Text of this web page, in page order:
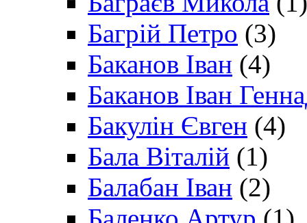
Багрій Петро (3)
Баканов Іван (4)
Баканов Іван
Бакулін Євген (4)
Бала Віталій (1)
Балабан Іван (2)